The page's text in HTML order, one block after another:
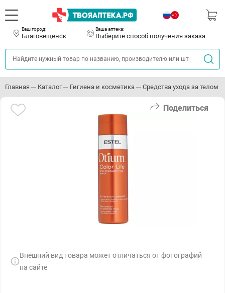
Ваш город:
Благовещенск
Ваша аптека:
Выберите способ получения заказа
Главная Каталог Гигиена и косметика Средства ухода за телом
Поделиться
Внешний вид товара может отличаться от фотографий
на сайте